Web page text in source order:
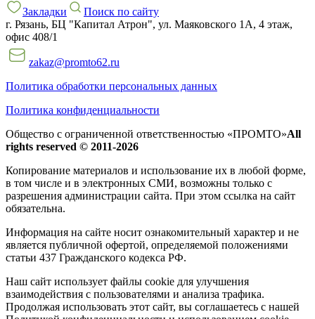
Закладки
Поиск по сайту
г. Рязань, БЦ "Капитал Атрон", ул. Маяковского 1А, 4 этаж,
офис 408/1
zakaz@promto62.ru
Политика обработки персональных данных
Политика конфиденциальности
Общество с ограниченной ответственностью «ПРОМТО»All
rights reserved © 2011-2026
Копирование материалов и использование их в любой форме,
в том числе и в электронных СМИ, возможны только c
разрешения администрации сайта. При этом ссылка на сайт
обязательна.
Информация на сайте носит ознакомительный характер и не
является публичной офертой, определяемой положениями
статьи 437 Гражданского кодекса РФ.
Наш сайт использует файлы cookie для улучшения
взаимодействия с пользователями и анализа трафика.
Продолжая использовать этот сайт, вы соглашаетесь с нашей